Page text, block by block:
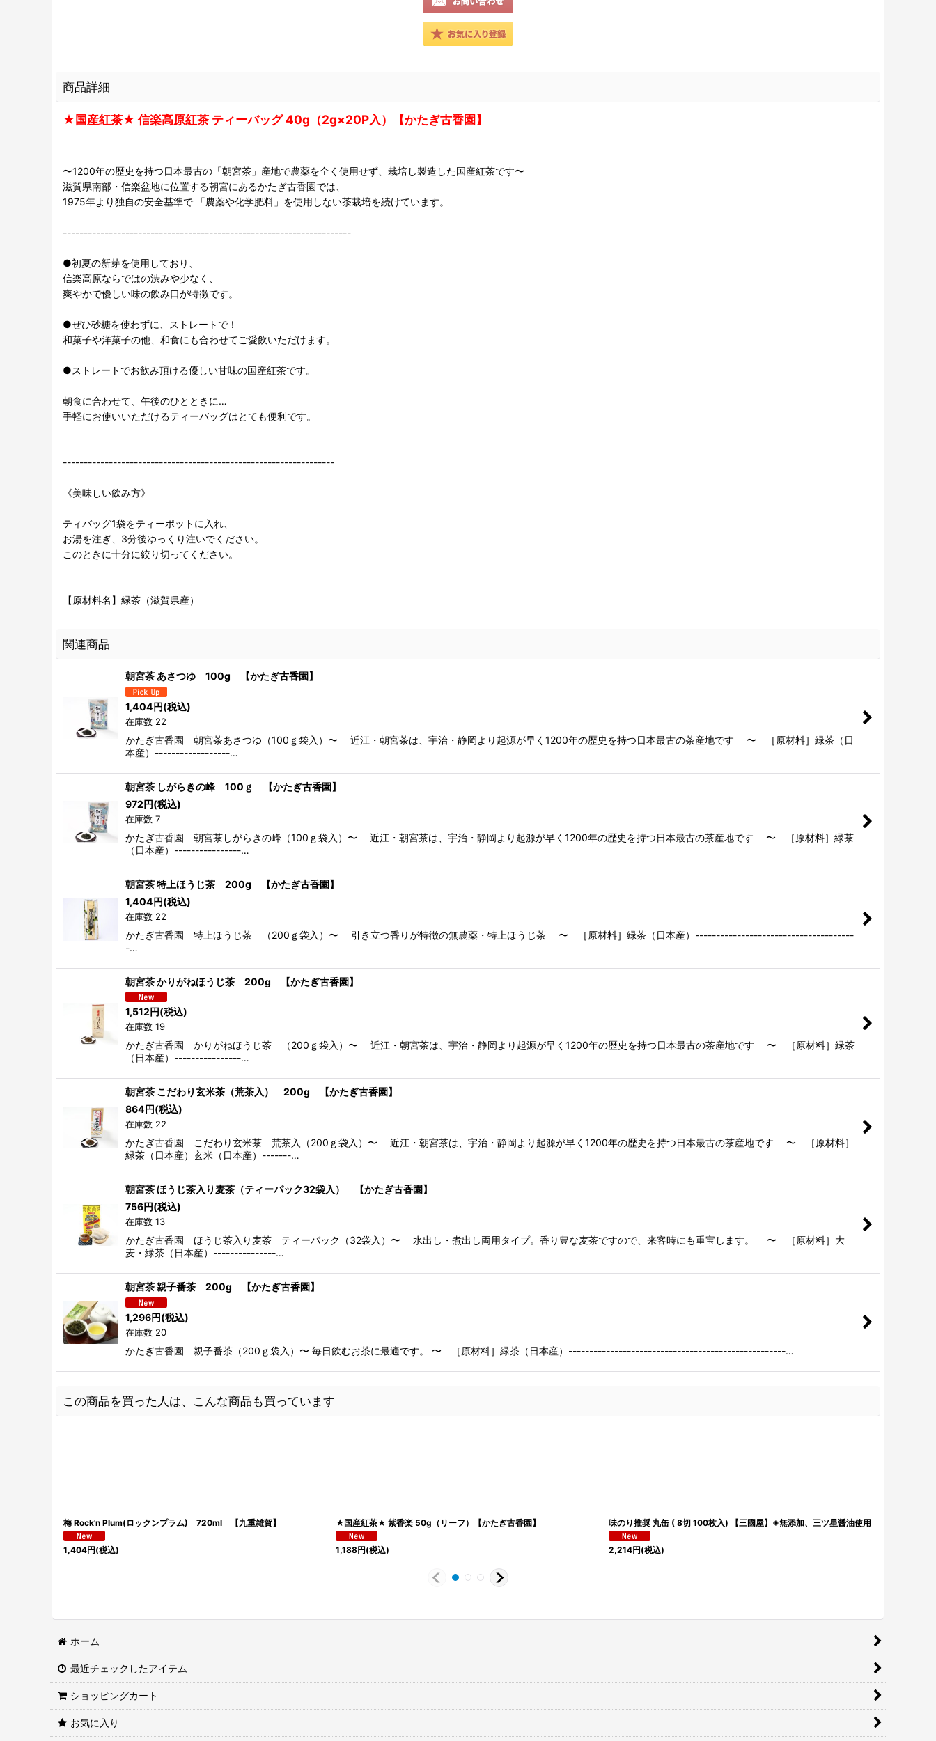
商品詳細
★国産紅茶★ 信楽高原紅茶 ティーバッグ 40g（2g×20P入）【かたぎ古香園】
〜1200年の歴史を持つ日本最古の「朝宮茶」産地で農薬を全く使用せず、栽培し製造した国産紅茶です〜
滋賀県南部・信楽盆地に位置する朝宮にあるかたぎ古香園では、
1975年より独自の安全基準で 「農薬や化学肥料」を使用しない茶栽培を続けています。
---------------------------------------------------------------------
●初夏の新芽を使用しており、
信楽高原ならではの渋みや少なく、
爽やかで優しい味の飲み口が特徴です。
●ぜひ砂糖を使わずに、ストレートで！
和菓子や洋菓子の他、和食にも合わせてご愛飲いただけます。
●ストレートでお飲み頂ける優しい甘味の国産紅茶です。
朝食に合わせて、午後のひとときに…
手軽にお使いいただけるティーバッグはとても便利です。
-----------------------------------------------------------------
《美味しい飲み方》
ティバッグ1袋をティーポットに入れ、
お湯を注ぎ、3分後ゆっくり注いでください。
このときに十分に絞り切ってください。
【原材料名】緑茶（滋賀県産）
関連商品
朝宮茶 あさつゆ 100g 【かたぎ古香園】
1,404円(税込)
在庫数 22
かたぎ古香園 朝宮茶あさつゆ（100ｇ袋入）〜 近江・朝宮茶は、宇治・静岡より起源が早く1200年の歴史を持つ日本最古の茶産地です 〜 ［原材料］緑茶（日
本産）------------------…
朝宮茶 しがらきの峰 100ｇ 【かたぎ古香園】
972円(税込)
在庫数 7
かたぎ古香園 朝宮茶しがらきの峰（100ｇ袋入）〜 近江・朝宮茶は、宇治・静岡より起源が早く1200年の歴史を持つ日本最古の茶産地です 〜 ［原材料］緑茶
（日本産）----------------…
朝宮茶 特上ほうじ茶 200g 【かたぎ古香園】
1,404円(税込)
在庫数 22
かたぎ古香園 特上ほうじ茶 （200ｇ袋入）〜 引き立つ香りが特徴の無農薬・特上ほうじ茶 〜 ［原材料］緑茶（日本産）--------------------------------------
-…
朝宮茶 かりがねほうじ茶 200g 【かたぎ古香園】
1,512円(税込)
在庫数 19
かたぎ古香園 かりがねほうじ茶 （200ｇ袋入）〜 近江・朝宮茶は、宇治・静岡より起源が早く1200年の歴史を持つ日本最古の茶産地です 〜 ［原材料］緑茶
（日本産）----------------…
朝宮茶 こだわり玄米茶（荒茶入） 200g 【かたぎ古香園】
864円(税込)
在庫数 22
かたぎ古香園 こだわり玄米茶 荒茶入（200ｇ袋入）〜 近江・朝宮茶は、宇治・静岡より起源が早く1200年の歴史を持つ日本最古の茶産地です 〜 ［原材料］
緑茶（日本産）玄米（日本産）-------…
朝宮茶 ほうじ茶入り麦茶（ティーパック32袋入） 【かたぎ古香園】
756円(税込)
在庫数 13
かたぎ古香園 ほうじ茶入り麦茶 ティーパック（32袋入）〜 水出し・煮出し両用タイプ。香り豊な麦茶ですので、来客時にも重宝します。 〜 ［原材料］大
麦・緑茶（日本産）---------------…
朝宮茶 親子番茶 200g 【かたぎ古香園】
1,296円(税込)
在庫数 20
かたぎ古香園 親子番茶（200ｇ袋入）〜 毎日飲むお茶に最適です。 〜 ［原材料］緑茶（日本産）----------------------------------------------------…
この商品を買った人は、こんな商品も買っています
梅 Rock'n Plum(ロックンプラム) 720ml 【九重雑賀】
1,404円(税込)
★国産紅茶★ 紫香楽 50g（リーフ）【かたぎ古香園】
1,188円(税込)
味のり推奨 丸缶 ( 8切 100枚入) 【三國屋】※無添加、三ツ星醤油使用
2,214円(税込)
ホーム
最近チェックしたアイテム
ショッピングカート
お気に入り